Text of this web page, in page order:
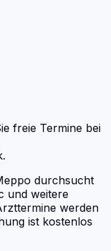
freie Termine bei
durchsucht
und weitere
werden
ist kostenlos